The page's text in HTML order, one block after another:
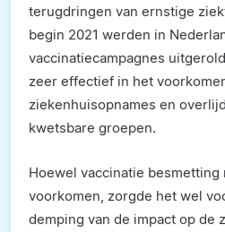
terugdringen van ernstige
begin 2021 werden in
vaccinatiecampagnes
zeer effectief in het
ziekenhuisopnames en
kwetsbare groepen.
Hoewel vaccinatie
voorkomen, zorgde het wel
demping van de impact op de